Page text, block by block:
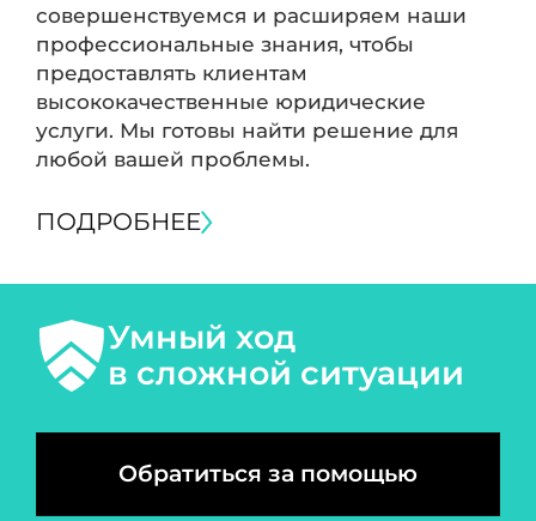
совершенствуемся и расширяем наши
профессиональные знания, чтобы
предоставлять клиентам
высококачественные юридические
услуги. Мы готовы найти решение для
любой вашей проблемы.
ПОДРОБНЕЕ
Умный ход
в сложной ситуации
Обратиться за помощью